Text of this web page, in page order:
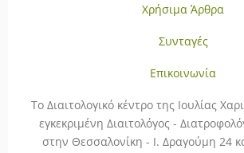
Χρήσιμα Άρθρα
Συνταγές
Επικοινωνία
To Διαιτολογικό κέντρο της Ιουλίας
εγκεκριμένη Διαιτολόγος -
στην Θεσσαλονίκη - Ι. Δραγούμη 24